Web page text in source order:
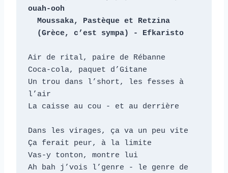
ouah-ooh
  (Grèce, c’est sympa) - Efkaristo
Air de rital, paire de Rébanne
Coca-cola, paquet d’Gitane
Un trou dans l’short, les fesses à
l’air
La caisse au cou - et au derrière
Dans les virages, ça va un peu vite
Ça ferait peur, à la limite
Vas-y tonton, montre lui
Ah bah j’vois l’genre - le genre de